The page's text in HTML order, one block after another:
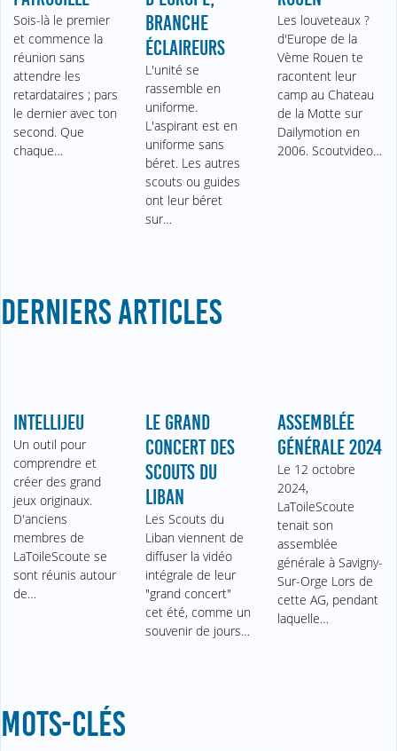
Sois-là le premier
et commence la
réunion sans
attendre les
retardataires ; pars
le dernier avec ton
second. Que
chaque…
BRANCHE
ÉCLAIREURS
L'unité se
rassemble en
uniforme.
L'aspirant est en
uniforme sans
béret. Les autres
scouts ou guides
ont leur béret
sur…
Les louveteaux ?
d'Europe de la
Vème Rouen te
racontent leur
camp au Chateau
de la Motte sur
Dailymotion en
2006. Scoutvideo…
DERNIERS ARTICLES
INTELLIJEU
Un outil pour
comprendre et
créer des grand
jeux originaux.
D'anciens
membres de
LaToileScoute se
sont réunis autour
de…
LE GRAND
CONCERT DES
SCOUTS DU
LIBAN
Les Scouts du
Liban viennent de
diffuser la vidéo
intégrale de leur
"grand concert"
cet été, comme un
souvenir de jours…
ASSEMBLÉE
GÉNÉRALE 2024
Le 12 octobre
2024,
LaToileScoute
tenait son
assemblée
générale à Savigny-
Sur-Orge Lors de
cette AG, pendant
laquelle…
MOTS-CLÉS